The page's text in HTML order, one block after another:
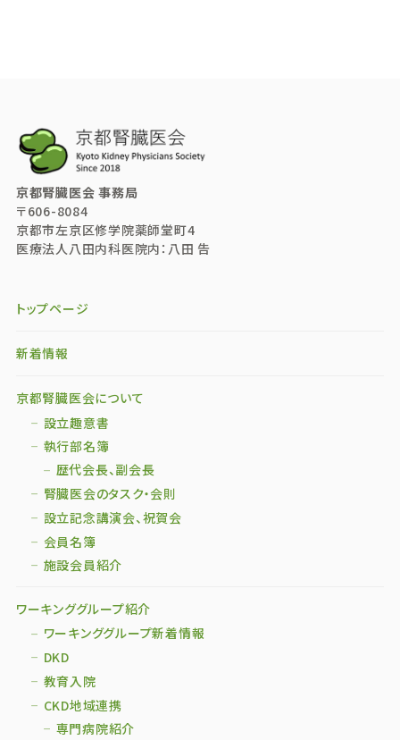
京都腎臓医会 事務局
〒606-8084
京都市左京区修学院薬師堂町4
医療法人八田内科医院内：八田 告
トップページ
新着情報
京都腎臓医会について
設立趣意書
執行部名簿
歴代会長、副会長
腎臓医会のタスク・会則
設立記念講演会、祝賀会
会員名簿
施設会員紹介
ワーキンググループ紹介
ワーキンググループ新着情報
DKD
教育入院
CKD地域連携
専門病院紹介